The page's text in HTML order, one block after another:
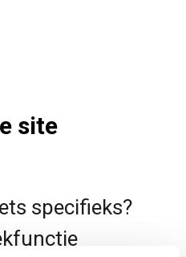
site
specifieks?